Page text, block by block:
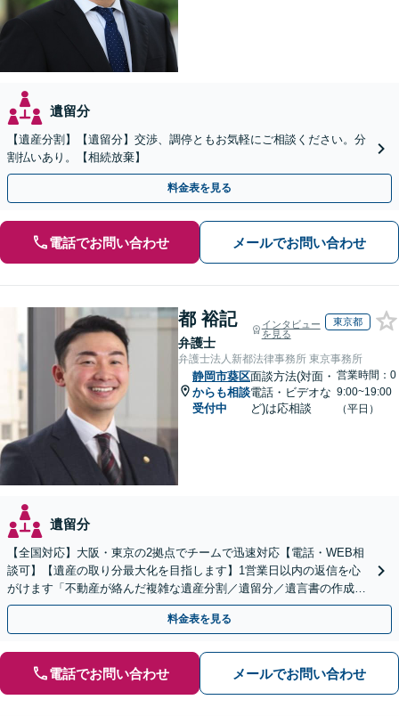
遺留分
【遺産分割】【遺留分】交渉、調停ともお気軽にご相談ください。分
割払いあり。【相続放棄】
料金表を見る
電話でお問い合わせ メールでお問い合わせ
都 裕記
弁護士
インタビュー
を見る
東京都
弁護士法人新都法律事務所 東京事務所
静岡市葵区
からも相談
受付中
面談方法(対面・
電話・ビデオな
ど)は応相談
営業時間：0
9:00~19:00
（平日）
遺留分
【全国対応】大阪・東京の2拠点でチームで迅速対応【電話・WEB相
談可】【遺産の取り分最大化を目指します】1営業日以内の返信を心
がけます「不動産が絡んだ複雑な遺産分割／遺留分／遺言書の作成・
執行／事業承継など、お任せください」【休日相談あり】
料金表を見る
電話でお問い合わせ メールでお問い合わせ